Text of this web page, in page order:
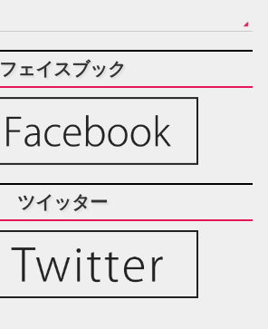
フェイスブック
ツイッター